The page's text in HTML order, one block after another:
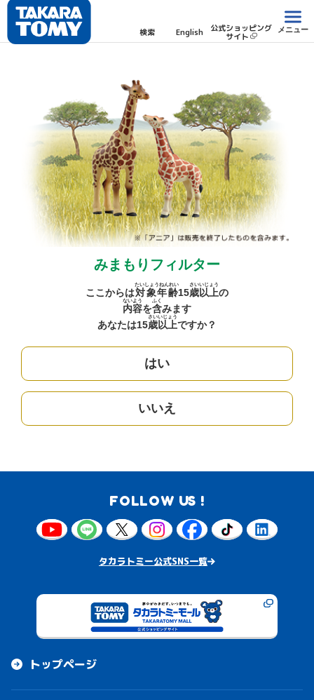
検索 English 公式ショッピング
サイト
メニュー
みまもりフィルター
ここからは対象年齢
たいしょうねんれい
15歳
さい
以上
いじょう
の
内容
ないよう
を含
ふく
みます
あなたは15歳
さい
以上
いじょう
ですか？
はい
いいえ
FOLLOW US !
タカラトミー公式SNS一覧
トップページ